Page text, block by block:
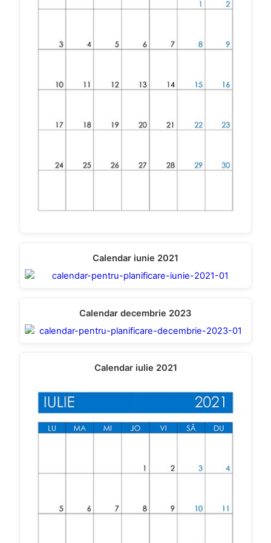
Calendar iunie 2021
Calendar decembrie 2023
Calendar iulie 2021